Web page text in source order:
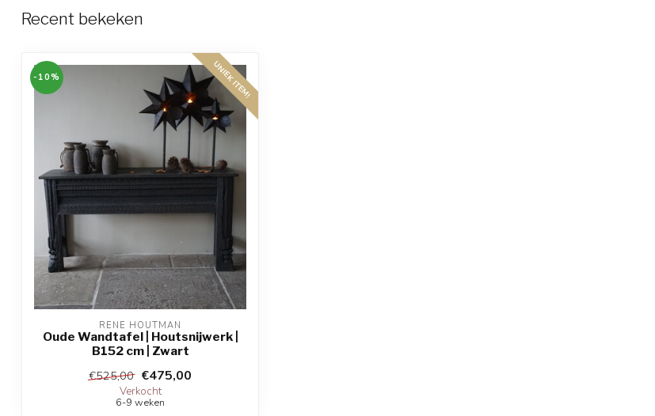
Recent bekeken
UNIEK ITEM!
-10%
RENE HOUTMAN
Oude Wandtafel | Houtsnijwerk |
B152 cm | Zwart
€525,00 €475,00
Verkocht
6-9 weken